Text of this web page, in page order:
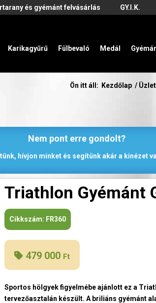
és gyémánt felvásárlás GY.I.K.
Karikagyűrű Fülbevaló Medál
Ön itt áll: Kezdőlap / Üzlet
Nem pont erre gondolt?
hívjon minket és segítünk akár a kinézet
Triathlon Gyémánt
Cikkszám: FR360
479 000 Ft
Sportos hölgyek figyelmébe ajánlott ez a
tervezőasztalán készült. A briliáns gyémánt